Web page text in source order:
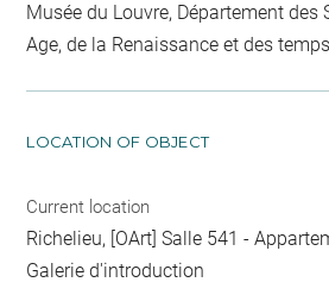
Musée du Louvre, Département des
Age, de la Renaissance et des
LOCATION OF OBJECT
Current location
Richelieu, [OArt] Salle 541 -
Galerie d'introduction